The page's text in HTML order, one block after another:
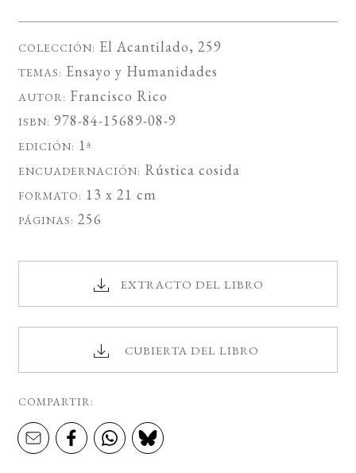
COLECCIÓN: El Acantilado, 259
TEMAS: Ensayo y Humanidades
AUTOR: Francisco Rico
ISBN: 978-84-15689-08-9
EDICIÓN: 1ª
ENCUADERNACIÓN: Rústica cosida
FORMATO: 13 x 21 cm
PÁGINAS: 256
EXTRACTO DEL LIBRO
CUBIERTA DEL LIBRO
COMPARTIR: